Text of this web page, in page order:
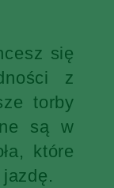
się
z
torby
są w
które